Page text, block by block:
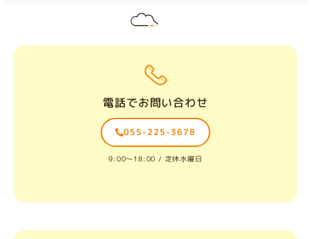
電話でお問い合わせ
055-225-3678
9:00〜18:00 / 定休水曜日